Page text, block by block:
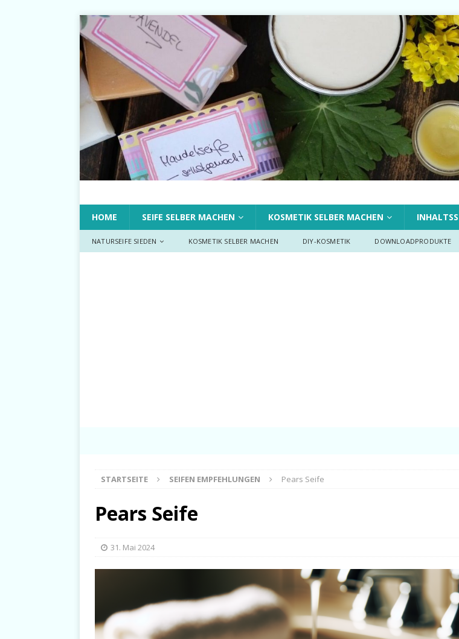
HOME SEIFE SELBER MACHEN KOSMETIK SELBER MACHEN
NATURSEIFE SIEDEN KOSMETIK SELBER MACHEN DIY-KOSMETIK DOWNLOADPRODUKTE
STARTSEITE SEIFEN EMPFEHLUNGEN Pears Seife
Pears Seife
31. Mai 2024